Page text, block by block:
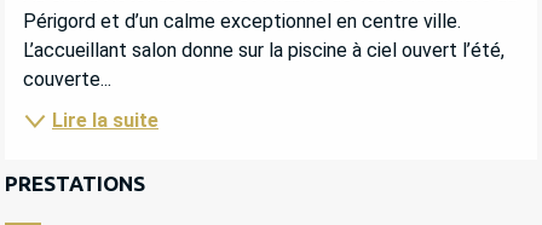
Périgord et d’un calme exceptionnel en centre ville.
L’accueillant salon donne sur la piscine à ciel ouvert l’été,
couverte...
Lire la suite
PRESTATIONS